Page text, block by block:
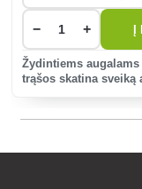
− +
Žydintiems
trąšos skatina sveiką